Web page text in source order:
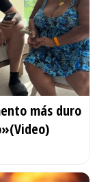
más duro